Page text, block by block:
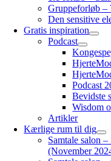
Gruppeforløb –
Den sensitive
Gratis inspiration
Podcast
Podcast
Bevidste
Wisdom
Artikler
Kærlige rum til dig
Samtale salon –
(November